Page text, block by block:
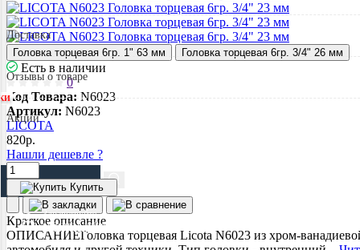
Доставка
Отзывы о товаре
Акции
Здравствуйте,
войдите в кабинет
Головка торцевая 6гр. 1" 63 мм Головка торцевая 6гр. 3/4" 26 мм
Есть в наличии
0
Код Товара: N6023
Артикул: N6023
LICOTA
820р.
Нашли дешевле ?
Купить
Краткое описание
ОПИСАНИЕГоловка торцевая Licota N6023 из хром-ванадиевой